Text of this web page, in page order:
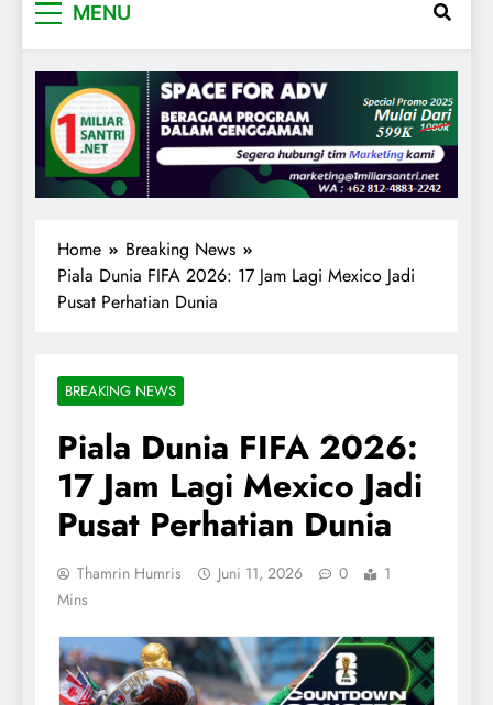
MENU
Home
Breaking News
Piala Dunia FIFA 2026: 17 Jam Lagi Mexico Jadi
Pusat Perhatian Dunia
BREAKING NEWS
Piala Dunia FIFA 2026:
17 Jam Lagi Mexico Jadi
Pusat Perhatian Dunia
Thamrin Humris Juni 11, 2026 0
1
Mins